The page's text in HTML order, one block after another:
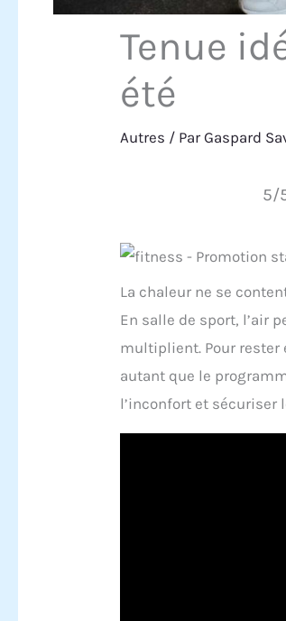
Tenue
été
Autres / ParGaspard
5/
La chaleur ne se
En salle de sport, l’air
multiplient. Pour rester
autant que le
l’inconfort et sécuriser